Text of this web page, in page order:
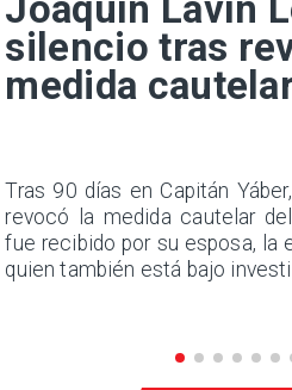
silencio tras
medida
Tras 90 días en Capitán
revocó la medida cautelar
fue recibido por su esposa, la
quien también está bajo